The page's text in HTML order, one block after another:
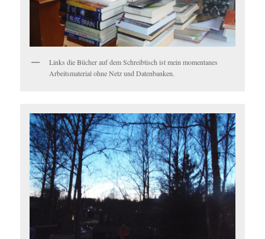
Links die Bücher auf dem Schreibtisch ist mein momentanes
Arbeitsmaterial ohne Netz und Datenbanken.